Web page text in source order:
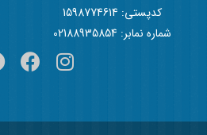
کدپستی: 1598774614
شماره نمابر: 02188935854